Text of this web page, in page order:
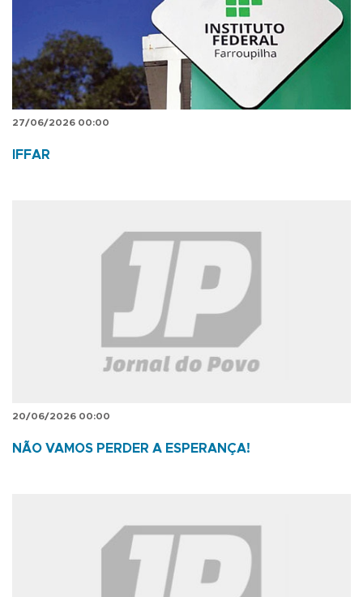
27/06/2026 00:00
IFFAR
20/06/2026 00:00
NÃO VAMOS PERDER A ESPERANÇA!